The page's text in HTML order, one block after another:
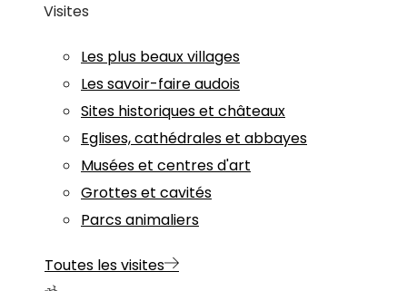
Visites
Les plus beaux villages
Les savoir-faire audois
Sites historiques et châteaux
Eglises, cathédrales et abbayes
Musées et centres d'art
Grottes et cavités
Parcs animaliers
Toutes les visites